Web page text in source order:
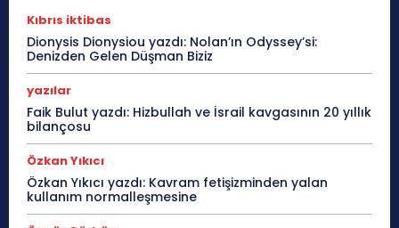
Kıbrıs iktibas
Dionysis Dionysiou yazdı: Nolan’ın Odyssey’si:
Denizden Gelen Düşman Biziz
yazılar
Faik Bulut yazdı: Hizbullah ve İsrail kavgasının 20 yıllık
bilançosu
Özkan Yıkıcı
Özkan Yıkıcı yazdı: Kavram fetişizminden yalan
kullanım normalleşmesine